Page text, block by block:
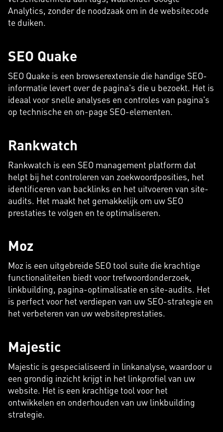
Analytics, zonder de noodzaak om in de websitecode
te duiken.
SEO Quake
SEO Quake is een browserextensie die handige SEO-
informatie levert over de pagina's die u bezoekt. Het is
ideaal voor snelle analyses en controles van pagina's
op technische en on-page SEO-elementen.
Rankwatch
Rankwatch is een SEO management platform dat
helpt bij het controleren van zoekwoordposities, het
identificeren van backlinks en het uitvoeren van site-
audits. Het maakt het gemakkelijk om uw SEO
prestaties te volgen en te optimaliseren.
Moz
Moz is een uitgebreide SEO tool suite die krachtige
functionaliteiten biedt voor trefwoordonderzoek,
linkbuilding, pagina-optimalisatie en site-audits. Het
is perfect voor het verdiepen van uw SEO-strategie en
het verbeteren van uw websiteprestaties.
Majestic
Majestic is gespecialiseerd in linkanalyse, waardoor u
een grondig inzicht krijgt in het linkprofiel van uw
website. Het is een krachtige tool voor het
ontwikkelen en onderhouden van uw linkbuilding
strategie.